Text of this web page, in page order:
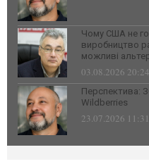
Чому США не
виробництво
можливі
03.08.2026 20:24
Перспектива:
Wildberries
23.07.2026 11:31